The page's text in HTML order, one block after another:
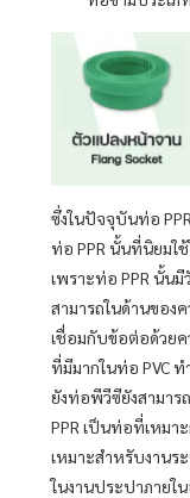
ซึ่งในปัจจุบันท่อ
ท่อ PPR นั้นที่นิยมใ
เพราะท่อ PPR นั้น
สามารถในด้านของ
เชื่อมกับข้อต่อด้วย
ที่มีมากในท่อ PVC ท
ยังท่อพีวีซียังสามาร
PPR เป็นท่อที่เหมา
เหมาะสำหรับงาน
ในงานประปาภายใ